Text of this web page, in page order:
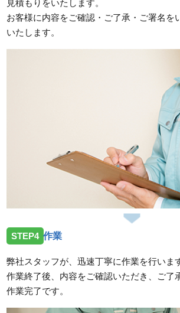
見積もりをいたします。
お客様に内容をご確認・ご了承・ご署名を
いたします。
STEP4 作業
弊社スタッフが、迅速丁寧に作業を行いま
作業終了後、内容をご確認いただき、ご了
作業完了です。